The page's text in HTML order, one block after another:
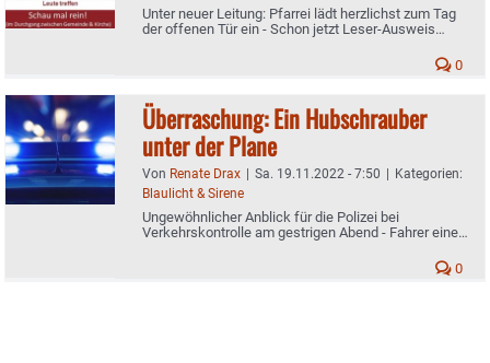
Unter neuer Leitung: Pfarrei lädt herzlichst zum Tag
der offenen Tür ein - Schon jetzt Leser-Ausweis
0
Überraschung: Ein Hubschrauber
unter der Plane
Von Renate Drax | Sa. 19.11.2022 - 7:50 | Kategorien:
Blaulicht & Sirene
Ungewöhnlicher Anblick für die Polizei bei
Verkehrskontrolle am gestrigen Abend - Fahrer eines
0